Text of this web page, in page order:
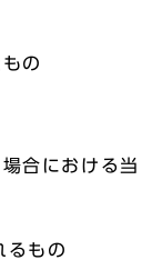
の
合における当
もの